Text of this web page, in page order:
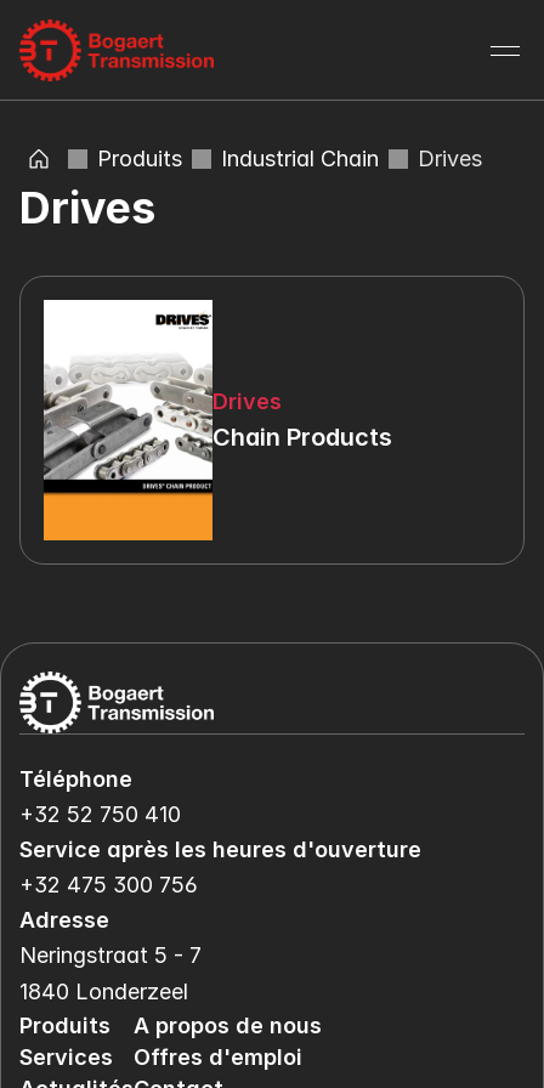
Produits Industrial Chain Drives
Drives
Drives
Chain Products
Téléphone
+32 52 750 410
Service après les heures d'ouverture
+32 475 300 756
Adresse
Neringstraat 5 - 7
1840 Londerzeel
Produits
Services
A propos de nous
Offres d'emploi